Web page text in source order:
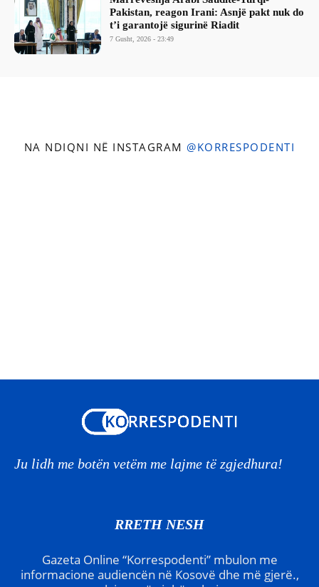
Pakistan, reagon Irani: Asnjë pakt nuk do
t’i garantojë sigurinë Riadit
7 Gusht, 2026 - 23:49
NA NDIQNI NË INSTAGRAM @KORRESPODENTI
Ju lidh me botën vetëm me lajme të zgjedhura!
RRETH NESH
Gazeta Online “Korrespodenti” mbulon me
informacione audiencën në Kosovë dhe më gjerë.,